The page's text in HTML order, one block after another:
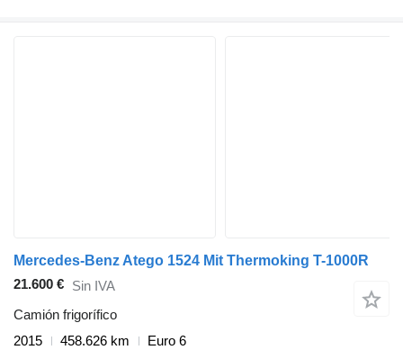
Mercedes-Benz Atego 1524 Mit Thermoking T-1000R
21.600 € Sin IVA
Camión frigorífico
2015
458.626 km
Euro 6